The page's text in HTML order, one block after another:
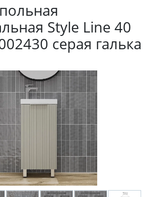
Style Line 40
серая галька